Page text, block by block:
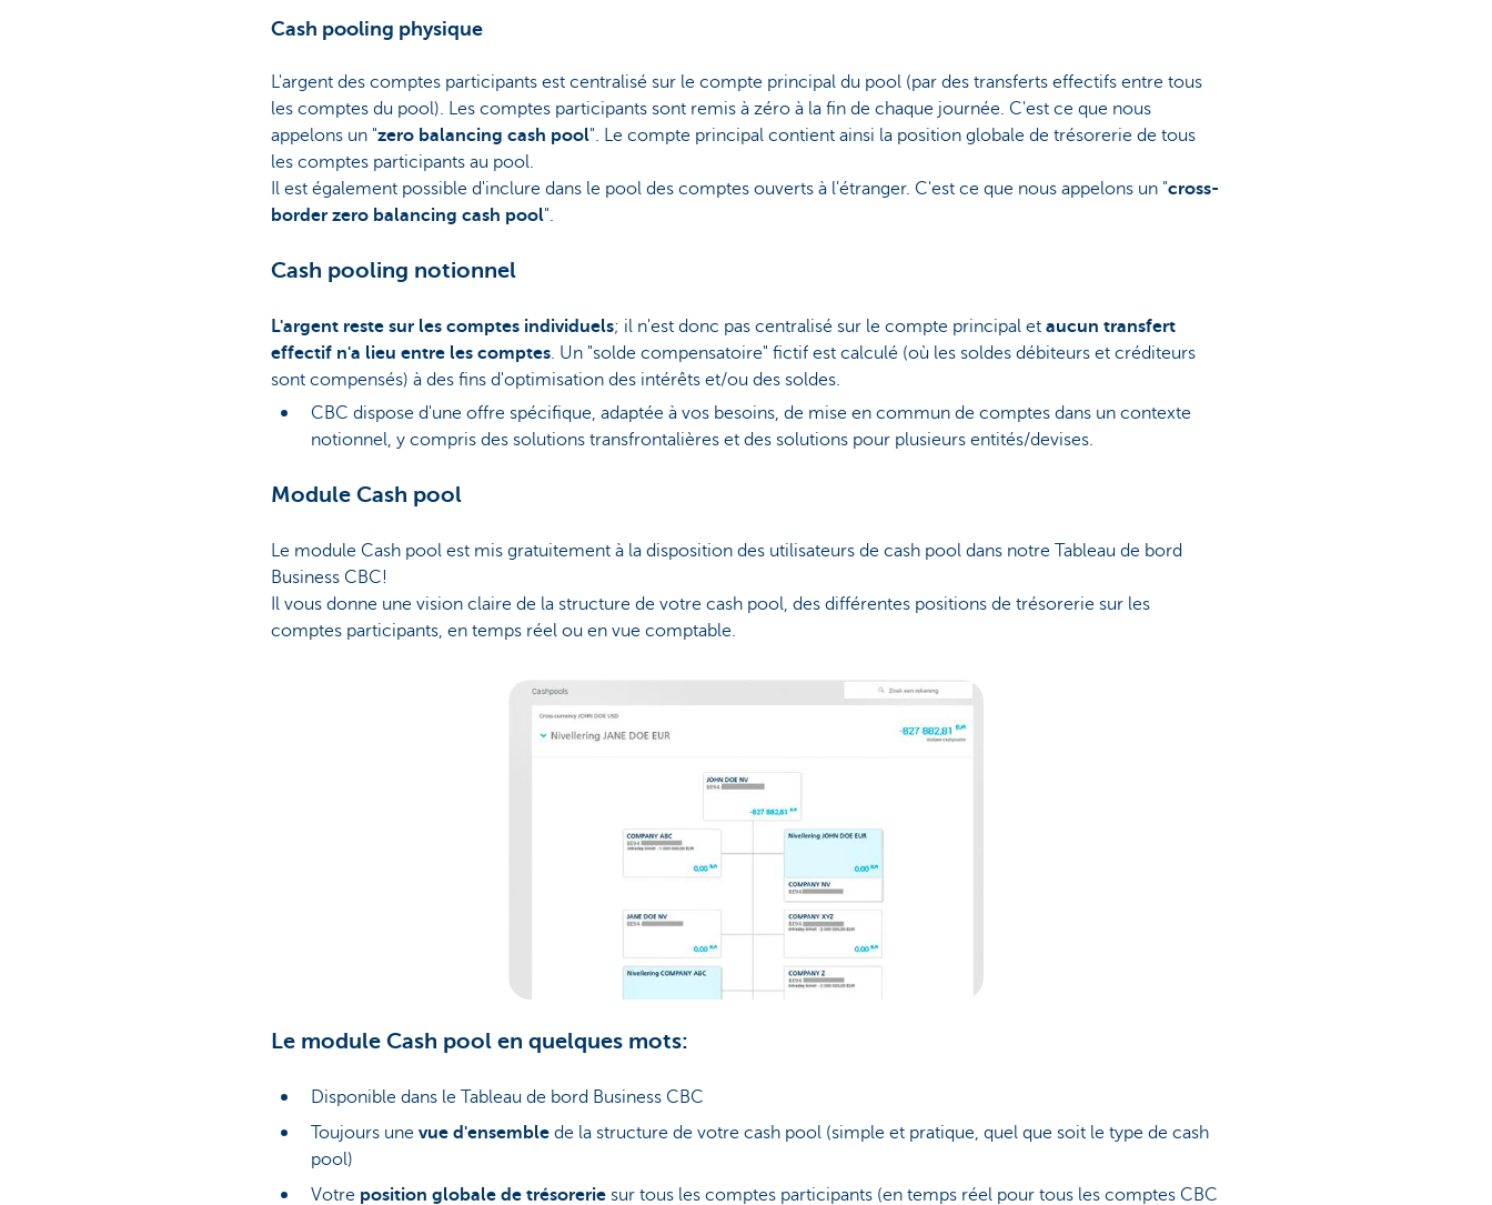
Cash pooling physique
L'argent des comptes participants est centralisé sur le compte principal du pool (par des transferts effectifs entre tous
les comptes du pool). Les comptes participants sont remis à zéro à la fin de chaque journée. C'est ce que nous
appelons un "zero balancing cash pool". Le compte principal contient ainsi la position globale de trésorerie de tous
les comptes participants au pool.
Il est également possible d'inclure dans le pool des comptes ouverts à l'étranger. C'est ce que nous appelons un "cross-
border zero balancing cash pool".
Cash pooling notionnel
L'argent reste sur les comptes individuels; il n'est donc pas centralisé sur le compte principal et aucun transfert
effectif n'a lieu entre les comptes. Un "solde compensatoire" fictif est calculé (où les soldes débiteurs et créditeurs
sont compensés) à des fins d'optimisation des intérêts et/ou des soldes.
CBC dispose d'une offre spécifique, adaptée à vos besoins, de mise en commun de comptes dans un contexte
notionnel, y compris des solutions transfrontalières et des solutions pour plusieurs entités/devises.
Module Cash pool
Le module Cash pool est mis gratuitement à la disposition des utilisateurs de cash pool dans notre Tableau de bord
Business CBC!
Il vous donne une vision claire de la structure de votre cash pool, des différentes positions de trésorerie sur les
comptes participants, en temps réel ou en vue comptable.
Le module Cash pool en quelques mots:
Disponible dans le Tableau de bord Business CBC
Toujours une vue d'ensemble de la structure de votre cash pool (simple et pratique, quel que soit le type de cash
pool)
Votre position globale de trésorerie sur tous les comptes participants (en temps réel pour tous les comptes CBC